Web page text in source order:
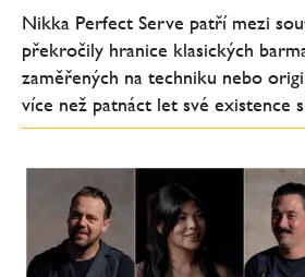
Nikka Perfect Serve patří mezi
překročily hranice klasických
zaměřených na techniku nebo
více než patnáct let své existence